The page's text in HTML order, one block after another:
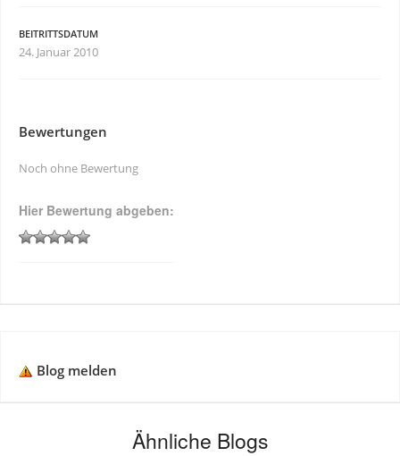
BEITRITTSDATUM
24. Januar 2010
Bewertungen
Noch ohne Bewertung
Hier Bewertung abgeben:
Blog melden
Ähnliche Blogs